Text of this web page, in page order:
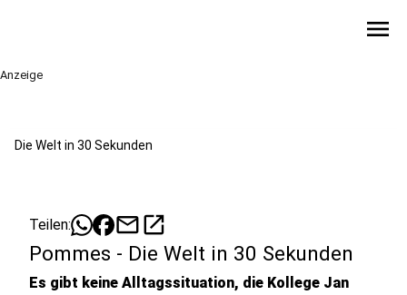
menu
Anzeige
Die Welt in 30 Sekunden
Teilen: mailopen_in_new
Pommes - Die Welt in 30 Sekunden
Es gibt keine Alltagssituation, die Kollege Jan